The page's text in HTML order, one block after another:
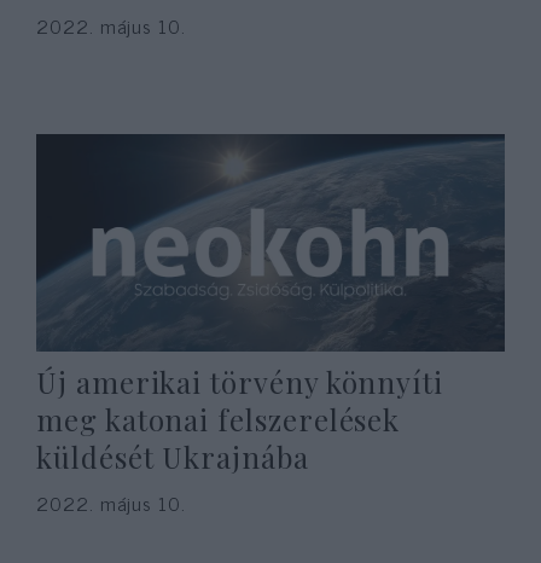
2022. május 10.
Új amerikai törvény könnyíti
meg katonai felszerelések
küldését Ukrajnába
2022. május 10.